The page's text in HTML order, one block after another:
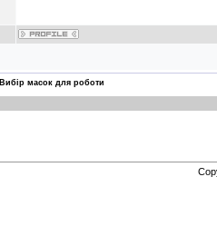
Вибір масок для роботи